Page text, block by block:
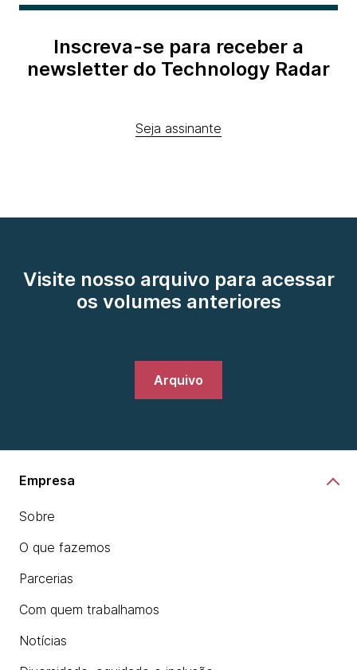
Inscreva-se para receber a
newsletter do Technology Radar
Seja assinante
Visite nosso arquivo para acessar
os volumes anteriores
Arquivo
Empresa
Sobre
O que fazemos
Parcerias
Com quem trabalhamos
Notícias